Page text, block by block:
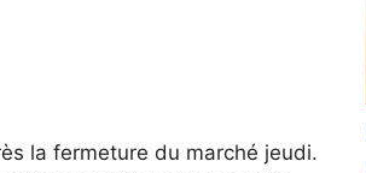
la fermeture du marché jeudi.